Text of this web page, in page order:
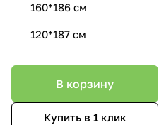
160*186 см
120*187 см
В корзину
Купить в 1 клик